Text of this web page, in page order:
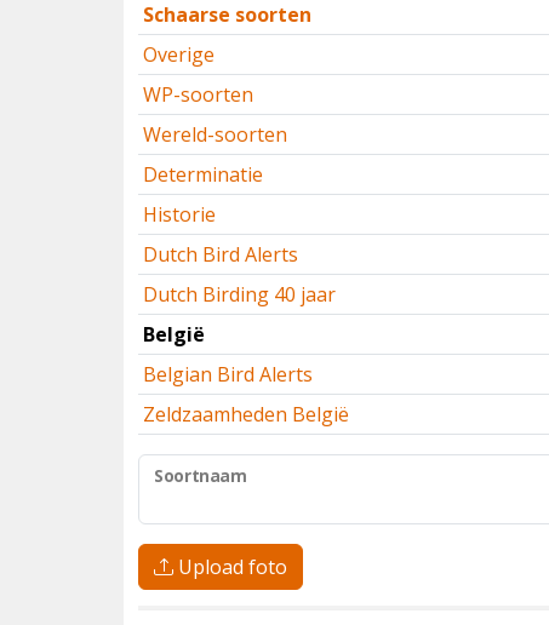
Schaarse soorten
Overige
WP-soorten
Wereld-soorten
Determinatie
Historie
Dutch Bird Alerts
Dutch Birding 40 jaar
België
Belgian Bird Alerts
Zeldzaamheden België
Soortnaam
Upload foto